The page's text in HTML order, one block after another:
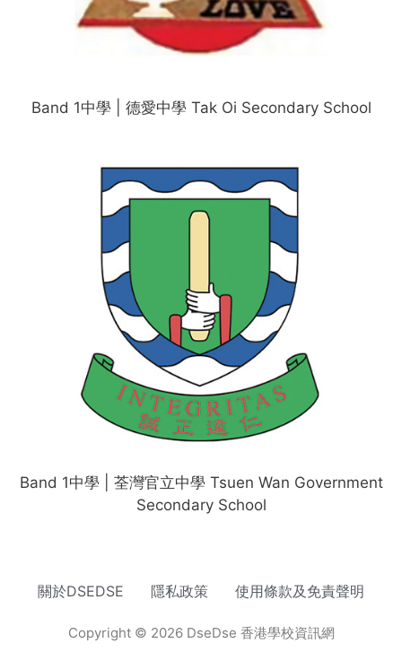
Band 1中學 | 德愛中學 Tak Oi Secondary School
Band 1中學 | 荃灣官立中學 Tsuen Wan Government
Secondary School
關於DSEDSE 隱私政策 使用條款及免責聲明
Copyright © 2026 DseDse 香港學校資訊網